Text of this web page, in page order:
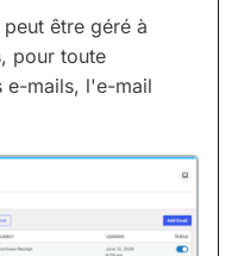
être géré à
pour toute
e-mails, l'e-mail